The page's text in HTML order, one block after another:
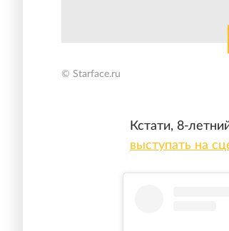
© Starface.ru
Кстати, 8-
выступать на